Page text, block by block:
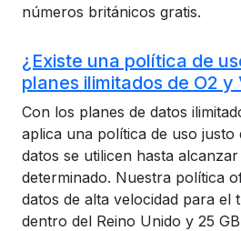
números británicos gratis.
¿Existe una política de
planes ilimitados de O2 y
Con los planes de datos
aplica una política de uso justo
datos se utilicen hasta
determinado. Nuestra política
datos de alta velocidad para el
dentro del Reino Unido y 25